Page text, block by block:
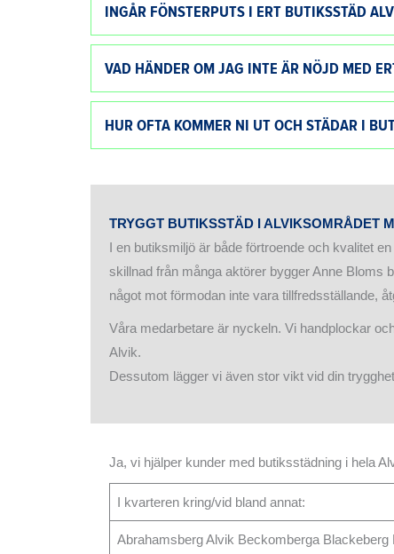
INGÅR FÖNSTERPUTS I ERT BUTIKSSTÄD
VAD HÄNDER OM JAG INTE ÄR NÖJD MED
HUR OFTA KOMMER NI UT OCH STÄDAR I
TRYGGT BUTIKSSTÄD I ALVIKSOMRÅDET
I en butiksmiljö är både förtroende och kvalitet
skillnad från många aktörer bygger Anne Bloms
något mot förmodan inte vara tillfredsställande,
Våra medarbetare är nyckeln. Vi handplockar
Alvik.
Dessutom lägger vi även stor vikt vid din
Ja, vi hjälper kunder med butiksstädning i hela
I kvarteren kring/vid bland annat:
Abrahamsberg Alvik Beckomberga